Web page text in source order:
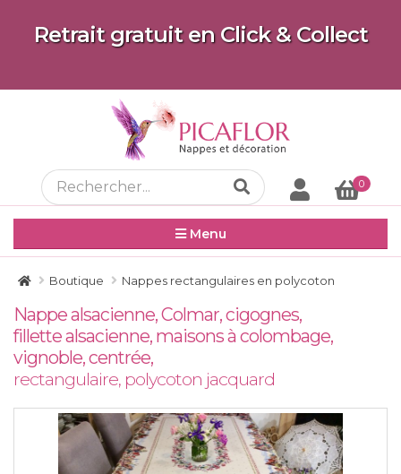
Retrait gratuit en Click & Collect
0
Menu
Boutique Nappes rectangulaires en polycoton
Nappe alsacienne, Colmar, cigognes,
fillette alsacienne, maisons à colombage,
vignoble, centrée,
rectangulaire, polycoton jacquard